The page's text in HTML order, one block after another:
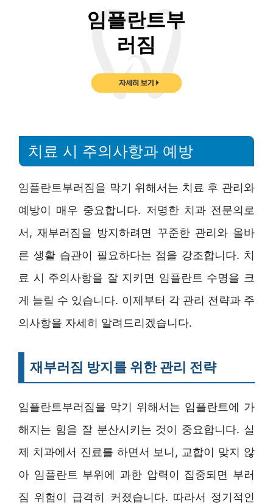
치료 시 주의사항과 예방
임플란트부러짐을 막기 위해서는 치료 후 관리와
예방이 매우 중요합니다. 저명한 치과 전문의로
서, 재부러짐을 방지하려면 꾸준한 관리와 올바
른 생활 습관이 필요하다는 점을 강조합니다. 치
료 시 주의사항을 잘 지키면 임플란트 수명을 크
게 늘릴 수 있습니다. 이제부터 각 관리 전략과 주
의사항을 자세히 알려드리겠습니다.
재부러짐 방지를 위한 관리 전략
임플란트부러짐을 막기 위해서는 임플란트에 가
해지는 힘을 잘 분산시키는 것이 중요합니다. 실
제 치과에서 진료를 하면서 보니, 교합이 맞지 않
아 임플란트 부위에 과한 압력이 집중되면 부러
짐 위험이 급격히 커졌습니다. 따라서 정기적인